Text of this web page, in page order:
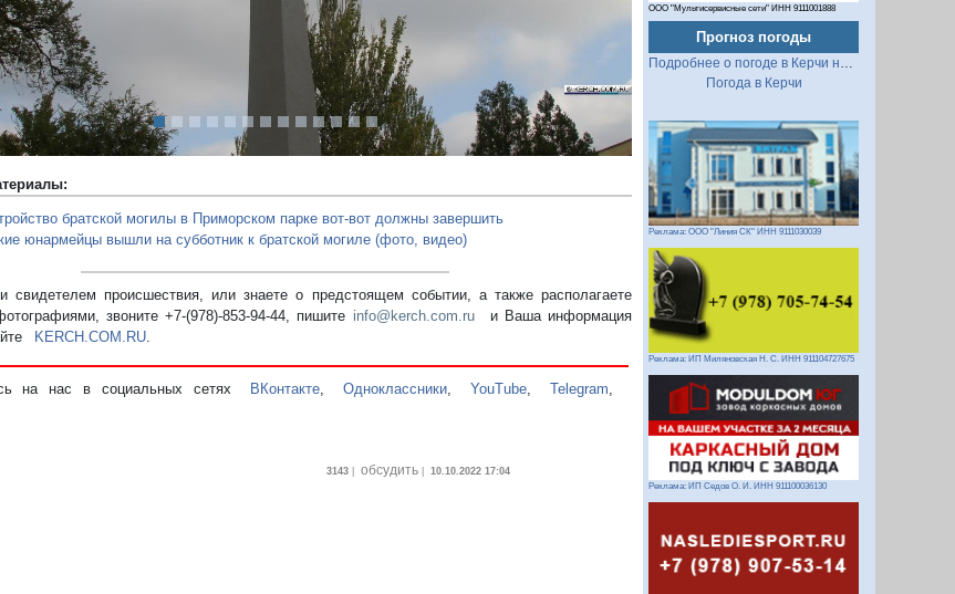
братской могилы в Приморском парке вот-вот должны завершить
юнармейцы вышли на субботник к братской могиле (фото, видео)
свидетелем происшествия, или знаете о предстоящем событии, а также располагаете
звоните +7-(978)-853-94-44, пишите info@kerch.com.ru и Ваша информация
KERCH.COM.RU.
на нас в социальных сетях ВКонтакте Одноклассники ,YouTube ,Telegram
3143| обсудить| 10.10.2022 17:04
ООО "Мультисервисные сети" ИНН 9111001888
Прогноз погоды
Подробнее о погоде в Керчи на 2 недели
Погода в Керчи
Реклама: ООО "Линия СК" ИНН 9111030039
Реклама: ИП Миляновская Н. С. ИНН 911104727675
Реклама: ИП Седов О. И. ИНН 911100036130